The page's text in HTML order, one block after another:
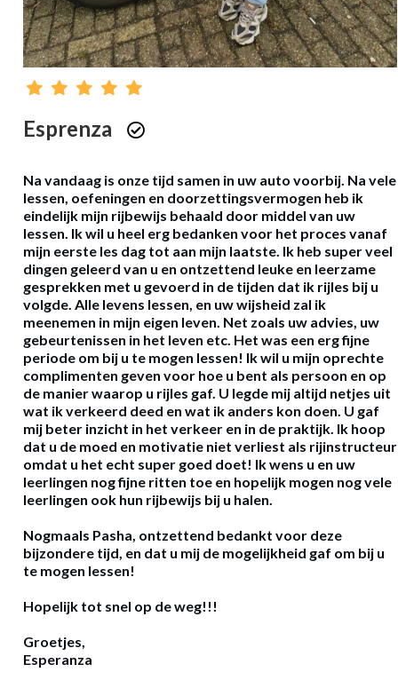
Esprenza
Na vandaag is onze tijd samen in uw auto voorbij. Na vele
lessen, oefeningen en doorzettingsvermogen heb ik
eindelijk mijn rijbewijs behaald door middel van uw
lessen. Ik wil u heel erg bedanken voor het proces vanaf
mijn eerste les dag tot aan mijn laatste. Ik heb super veel
dingen geleerd van u en ontzettend leuke en leerzame
gesprekken met u gevoerd in de tijden dat ik rijles bij u
volgde. Alle levens lessen, en uw wijsheid zal ik
meenemen in mijn eigen leven. Net zoals uw advies, uw
gebeurtenissen in het leven etc. Het was een erg fijne
periode om bij u te mogen lessen! Ik wil u mijn oprechte
complimenten geven voor hoe u bent als persoon en op
de manier waarop u rijles gaf. U legde mij altijd netjes uit
wat ik verkeerd deed en wat ik anders kon doen. U gaf
mij beter inzicht in het verkeer en in de praktijk. Ik hoop
dat u de moed en motivatie niet verliest als rijinstructeur
omdat u het echt super goed doet! Ik wens u en uw
leerlingen nog fijne ritten toe en hopelijk mogen nog vele
leerlingen ook hun rijbewijs bij u halen.
Nogmaals Pasha, ontzettend bedankt voor deze
bijzondere tijd, en dat u mij de mogelijkheid gaf om bij u
te mogen lessen!
Hopelijk tot snel op de weg!!!
Groetjes,
Esperanza